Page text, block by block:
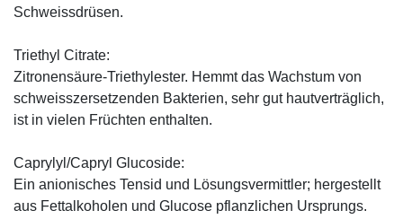
Schweissdrüsen.
Triethyl Citrate:
Zitronensäure-Triethylester. Hemmt das Wachstum von
schweisszersetzenden Bakterien, sehr gut hautverträglich,
ist in vielen Früchten enthalten.
Caprylyl/Capryl Glucoside:
Ein anionisches Tensid und Lösungsvermittler; hergestellt
aus Fettalkoholen und Glucose pflanzlichen Ursprungs.